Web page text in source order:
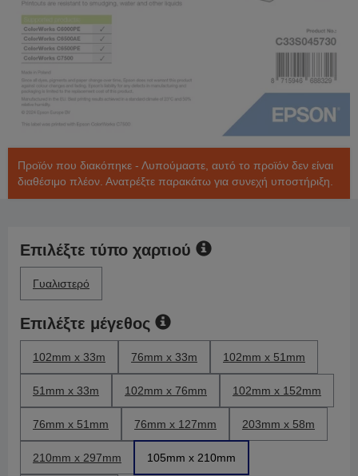
Προϊόν που διακόπηκε - Λυπούμαστε, αυτό το προϊόν δεν είναι
διαθέσιμο πλέον. Ανατρέξτε παρακάτω για συνεχή υποστήριξη.
Επιλέξτε τύπο χαρτιού
Γυαλιστερό
Επιλέξτε μέγεθος
102mm x 33m 76mm x 33m 102mm x 51mm
51mm x 33m 102mm x 76mm 102mm x 152mm
76mm x 51mm 76mm x 127mm 203mm x 58m
210mm x 297mm 105mm x 210mm